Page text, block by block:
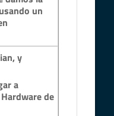
un
y
a
de